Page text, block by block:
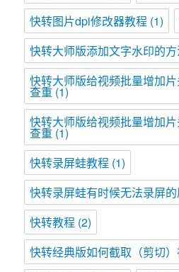
快转图片dpi修改器教程 (1)
快转大师版添加文字水印的
快转大师版给视频批量增加
查重(1)
快转大师版给视频批量增加
查重(1)
快转录屏蛙教程 (1)
快转录屏蛙有时候无法录屏的
快转教程 (2)
快转经典版如何截取（剪切）